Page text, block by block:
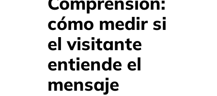
cómo medir si
el visitante
entiende el
mensaje